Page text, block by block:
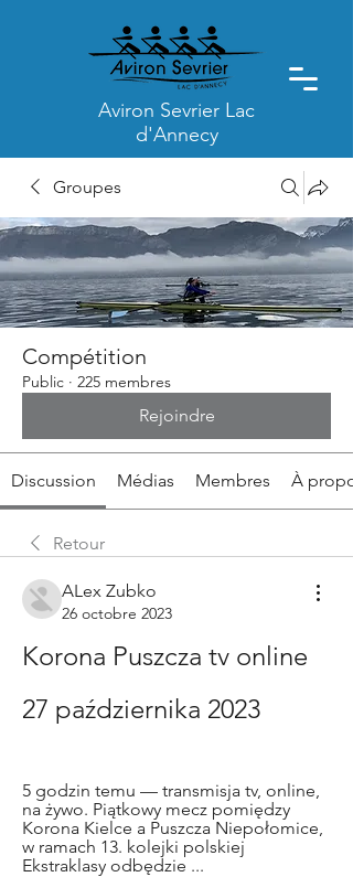
Aviron Sevrier Lac
d'Annecy
Groupes
Compétition
Public · 225 membres
Rejoindre
Discussion Médias Membres À
Retour
ALex Zubko
26 octobre 2023
Korona Puszcza tv online
27 października 2023
5 godzin temu — transmisja tv, online,
na żywo. Piątkowy mecz pomiędzy
Korona Kielce a Puszcza Niepołomice,
w ramach 13. kolejki polskiej
Ekstraklasy odbędzie ...